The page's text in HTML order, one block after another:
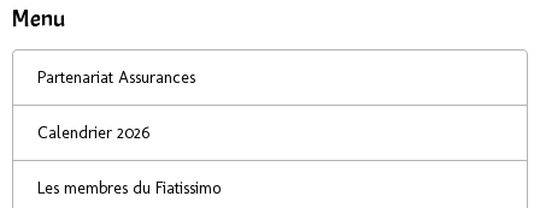
Menu
Partenariat Assurances
Calendrier 2026
Les membres du Fiatissimo